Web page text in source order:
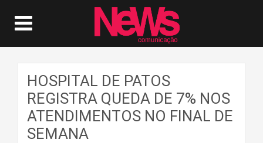
HOSPITAL DE PATOS
REGISTRA QUEDA DE 7% NOS
ATENDIMENTOS NO FINAL DE
SEMANA